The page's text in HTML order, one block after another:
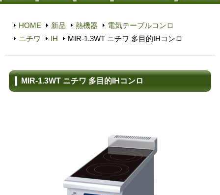
HOME 新品 熱機器
電気テーブルコンロ
ニチワ
IH MIR-1.3WT ニチワ 多目的IHコンロ
MIR-1.3WT ニチワ 多目的IHコンロ